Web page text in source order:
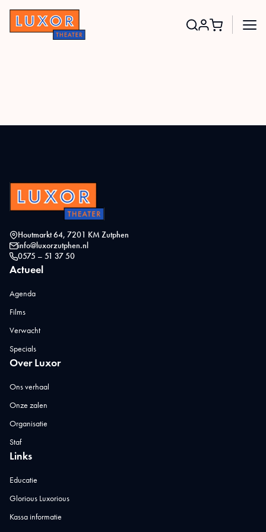
Houtmarkt 64, 7201 KM Zutphen
info@luxorzutphen.nl
0575 – 51 37 50
Actueel
Agenda
Films
Verwacht
Specials
Over Luxor
Ons verhaal
Onze zalen
Organisatie
Staf
Links
Educatie
Glorious Luxorious
Kassa informatie